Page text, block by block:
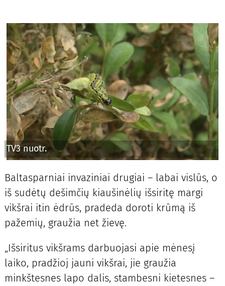
TV3 nuotr.
Baltasparniai invaziniai drugiai – labai vislūs, o
iš sudėtų dešimčių kiaušinėlių išsiritę margi
vikšrai itin ėdrūs, pradeda doroti krūmą iš
pažemių, graužia net žievę.
„Išsiritus vikšrams darbuojasi apie mėnesį
laiko, pradžioj jauni vikšrai, jie graužia
minkštesnes lapo dalis, stambesni kietesnes –